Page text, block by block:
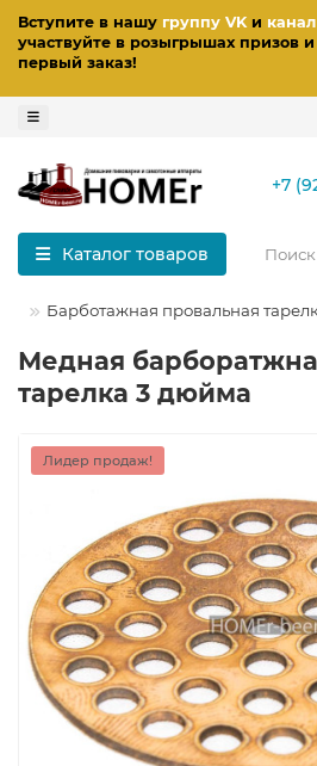
Вступите в нашу группу VKи
участвуйте в розыгрышах призов
первый заказ!
+7
Каталог товаров
Барботажная провальная
Медная
тарелка 3 дюйма
Лидер продаж!